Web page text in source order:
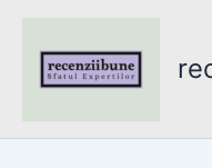
content